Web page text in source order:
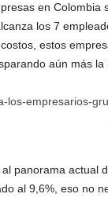
en
los 7
estos
aún más
panorama actual
al 9,6%, eso no